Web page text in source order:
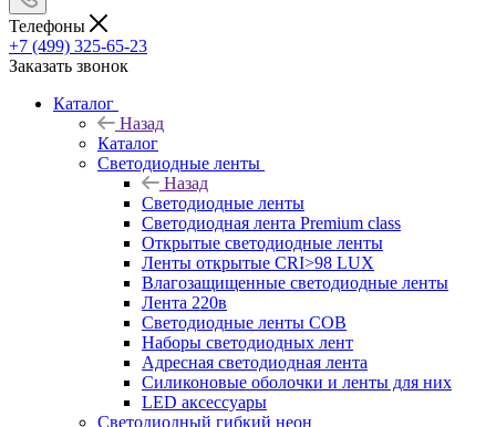
Телефоны
+7 (499) 325-65-23
Заказать звонок
Каталог
Назад
Каталог
Светодиодные ленты
Назад
Светодиодные ленты
Светодиодная лента Premium class
Открытые светодиодные ленты
Ленты открытые CRI>98 LUX
Влагозащищенные светодиодные ленты
Лента 220в
Светодиодные ленты COB
Наборы светодиодных лент
Адресная светодиодная лента
Силиконовые оболочки и ленты для них
LED аксессуары
Светодиодный гибкий неон